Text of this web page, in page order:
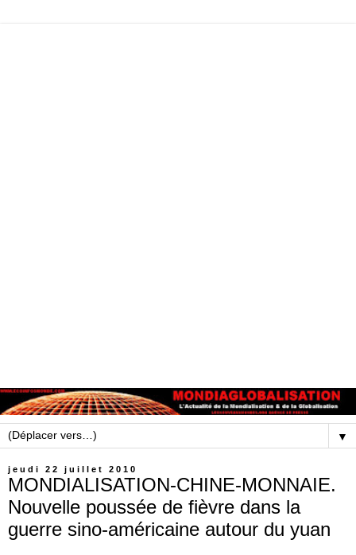
▼
jeudi 22 juillet 2010
MONDIALISATION-CHINE-MONNAIE.
Nouvelle poussée de fièvre dans la
guerre sino-américaine autour du yuan